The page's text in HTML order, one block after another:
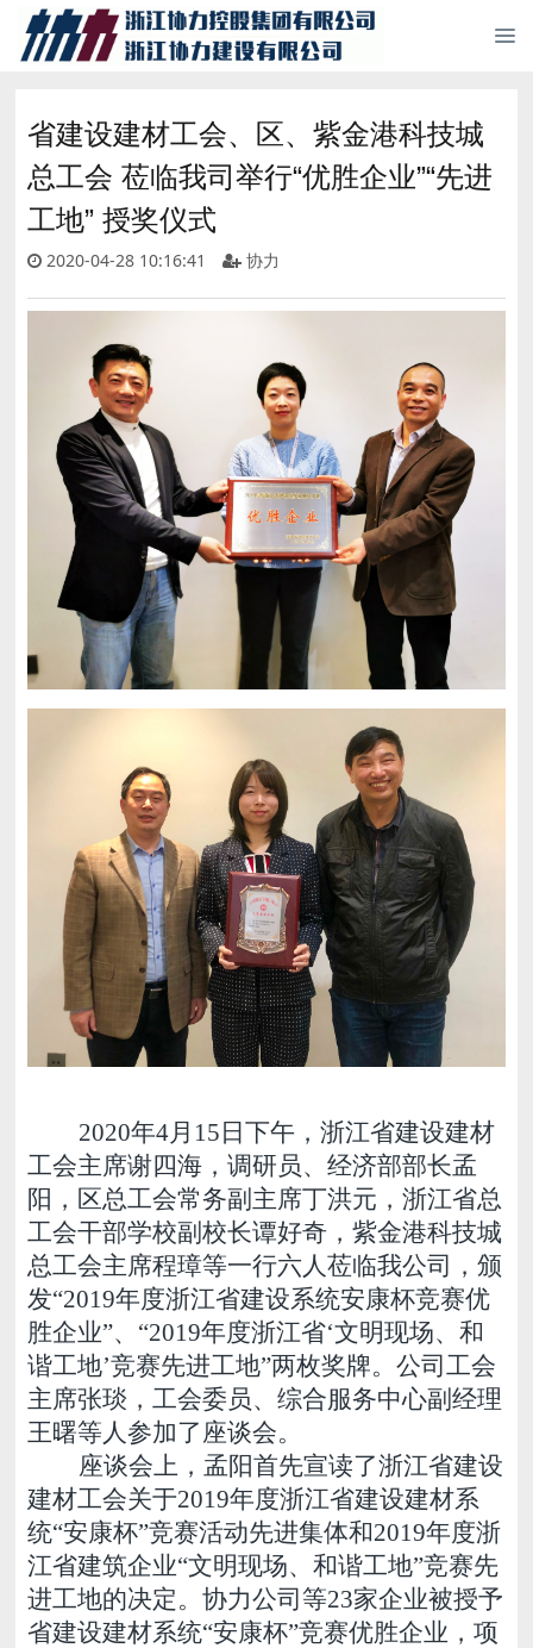
省建设建材工会、区、紫金港科技城
总工会 莅临我司举行“优胜企业”“先进
工地” 授奖仪式
2020-04-28 10:16:41 协力
2020年4月15日下午，浙江省建设建材
工会主席谢四海，调研员、经济部部长孟
阳，区总工会常务副主席丁洪元，浙江省总
工会干部学校副校长谭好奇，紫金港科技城
总工会主席程璋等一行六人莅临我公司，颁
发“2019年度浙江省建设系统安康杯竞赛优
胜企业”、“2019年度浙江省‘文明现场、和
谐工地’竞赛先进工地”两枚奖牌。公司工会
主席张琰，工会委员、综合服务中心副经理
王曙等人参加了座谈会。
座谈会上，孟阳首先宣读了浙江省建设
建材工会关于2019年度浙江省建设建材系
统“安康杯”竞赛活动先进集体和2019年度浙
江省建筑企业“文明现场、和谐工地”竞赛先
进工地的决定。协力公司等23家企业被授予
省建设建材系统“安康杯”竞赛优胜企业，项